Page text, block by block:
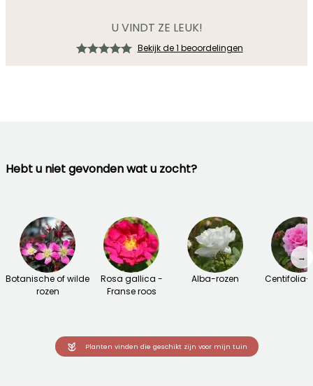
U VINDT ZE LEUK!
Bekijk de 1 beoordelingen
Hebt u niet gevonden wat u zocht?
Botanische of wilde
rozen
Rosa gallica -
Franse roos
Alba-rozen Centifolia-
→
Planten vinden die geschikt zijn voor mijn tuin